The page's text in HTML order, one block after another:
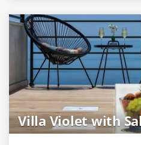
Villa Violet with